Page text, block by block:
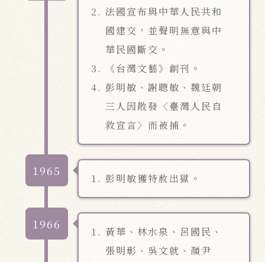
法國宣布與中華人民共和
國建交，並聲明無意與中
華民國斷交。
《台灣文藝》創刊。
彭明敏、謝聰敏、魏廷朝
三人因散發〈臺灣人民自
救宣言〉而被捕。
1965
彭明敏獲特赦出獄。
1966
黃華、林水泉、呂國民、
張明彰、吳文就、顏尹